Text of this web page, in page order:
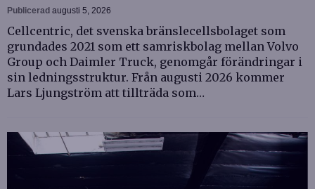
Publicerad augusti 5, 2026
Cellcentric, det svenska bränslecellsbolaget som
grundades 2021 som ett samriskbolag mellan Volvo
Group och Daimler Truck, genomgår förändringar i
sin ledningsstruktur. Från augusti 2026 kommer
Lars Ljungström att tillträda som…